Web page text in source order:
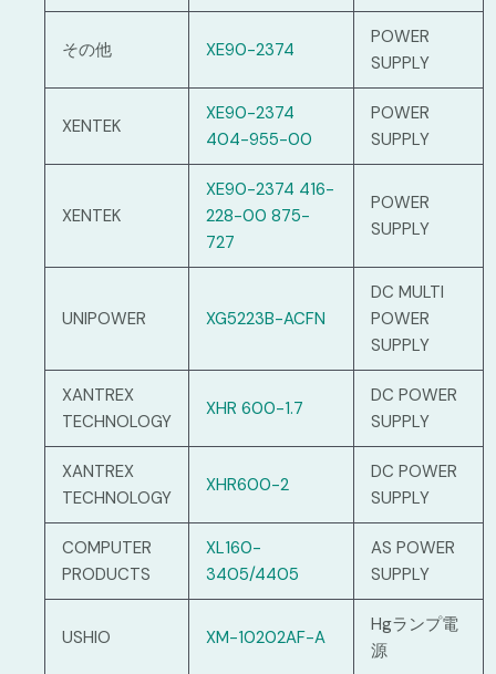
その他 XE90-2374
POWER
SUPPLY
XENTEK
XE90-2374
404-955-00
POWER
SUPPLY
XENTEK
XE90-2374 416-
228-00 875-
727
POWER
SUPPLY
UNIPOWER XG5223B-ACFN
DC MULTI
POWER
SUPPLY
XANTREX
TECHNOLOGY
XHR 600-1.7
DC POWER
SUPPLY
XANTREX
TECHNOLOGY
XHR600-2
DC POWER
SUPPLY
COMPUTER
PRODUCTS
XL160-
3405/4405
AS POWER
SUPPLY
USHIO XM-10202AF-A
Hgランプ電
源